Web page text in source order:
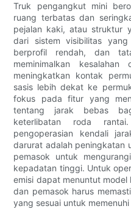
Truk pengangkut mini
ruang terbatas dan
pejalan kaki, atau struktur
dari sistem visibilitas
berprofil rendah, dan
meminimalkan
meningkatkan kontak
sasis lebih dekat ke
fokus pada fitur yang
tentang jarak bebas
keterlibatan roda
pengoperasian kendali
darurat adalah peningkatan
pemasok untuk
kepadatan tinggi. Untuk
emisi dapat menuntut
dan pemasok harus
yang sesuai untuk